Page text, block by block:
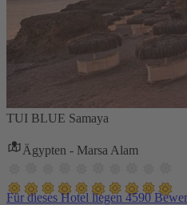
TUI BLUE Samaya
Ägypten - Marsa Alam
Für dieses Hotel liegen 4590